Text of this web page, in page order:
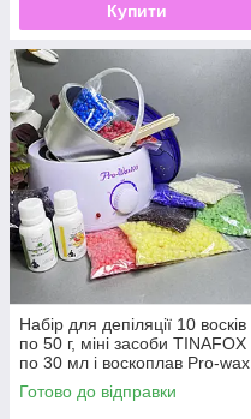
Купити
Набір для депіляції 10 восків
по 50 г, міні засоби TINAFOX
по 30 мл і воскоплав Pro-wax
100
Готово до відправки